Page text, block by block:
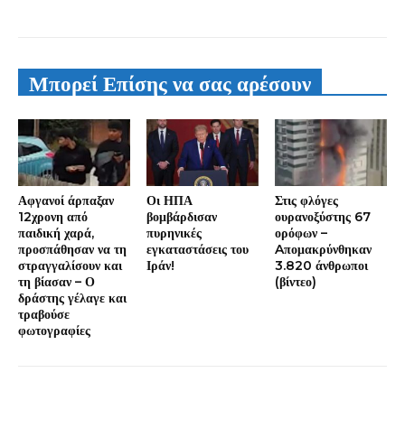
Μπορεί Επίσης να σας αρέσουν
Αφγανοί άρπαξαν
12χρονη από
παιδική χαρά,
προσπάθησαν να τη
στραγγαλίσουν και
τη βίασαν – Ο
δράστης γέλαγε και
τραβούσε
φωτογραφίες
Οι ΗΠΑ
βομβάρδισαν
πυρηνικές
εγκαταστάσεις του
Ιράν!
Στις φλόγες
ουρανοξύστης 67
ορόφων –
Aπομακρύνθηκαν
3.820 άνθρωποι
(βίντεο)